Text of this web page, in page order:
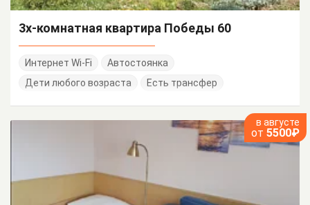
3х-комнатная квартира Победы 60
Интернет Wi-Fi
Автостоянка
Дети любого возраста
Есть трансфер
в августе
от 5500₽